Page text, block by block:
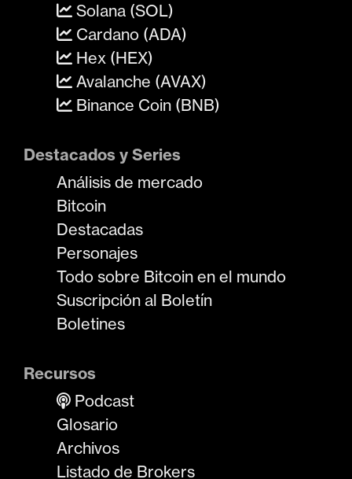
Solana (SOL)
Cardano (ADA)
Hex (HEX)
Avalanche (AVAX)
Binance Coin (BNB)
Destacados y Series
Análisis de mercado
Bitcoin
Destacadas
Personajes
Todo sobre Bitcoin en el mundo
Suscripción al Boletín
Boletines
Recursos
Podcast
Glosario
Archivos
Listado de Brokers